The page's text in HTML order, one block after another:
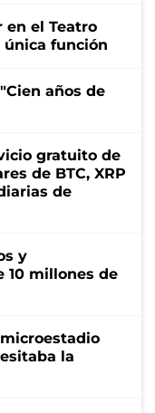
en el Teatro
función
años de
gratuito de
de BTC, XRP
de
y
10 millones de
la